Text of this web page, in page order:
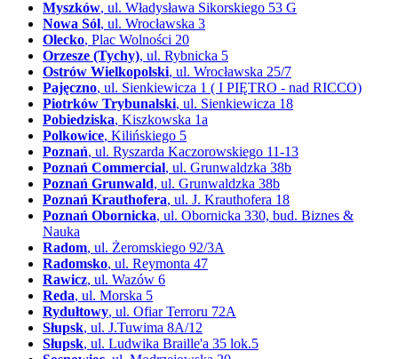
Myszków, ul. Władysława Sikorskiego 53 G
Nowa Sól, ul. Wrocławska 3
Olecko, Plac Wolności 20
Orzesze (Tychy), ul. Rybnicka 5
Ostrów Wielkopolski, ul. Wrocławska 25/7
Pajęczno, ul. Sienkiewicza 1 ( I PIĘTRO - nad RICCO)
Piotrków Trybunalski, ul. Sienkiewicza 18
Pobiedziska, Kiszkowska 1a
Polkowice, Kilińskiego 5
Poznań, ul. Ryszarda Kaczorowskiego 11-13
Poznań Commercial, ul. Grunwaldzka 38b
Poznań Grunwald, ul. Grunwaldzka 38b
Poznań Krauthofera, ul. J. Krauthofera 18
Poznań Obornicka, ul. Obornicka 330, bud. Biznes &
Nauka
Radom, ul. Żeromskiego 92/3A
Radomsko, ul. Reymonta 47
Rawicz, ul. Wazów 6
Reda, ul. Morska 5
Rydułtowy, ul. Ofiar Terroru 72A
Słupsk, ul. J.Tuwima 8A/12
Słupsk, ul. Ludwika Braille'a 35 lok.5